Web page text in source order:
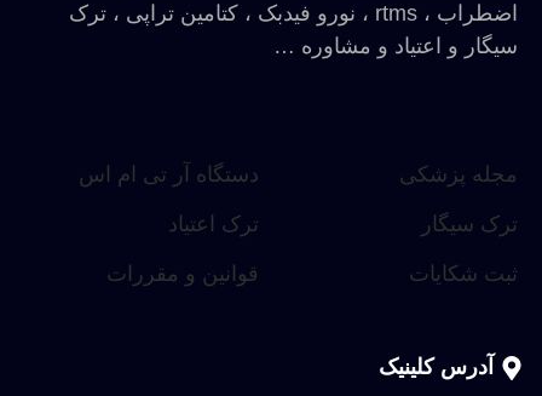
اضطراب ، rtms ، نورو فیدبک ، کتامین تراپی ، ترک
سیگار و اعتیاد و مشاوره …
مجله پزشکی
ترک سیگار
ثبت شکایات
دستگاه آر تی ام اس
ترک اعتیاد
قوانین و مقررات
آدرس کلینیک